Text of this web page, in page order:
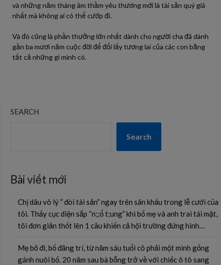
và những năm tháng âm thầm yêu thương mới là tài sản quý giá
nhất mà không ai có thể cướp đi.
Và đó cũng là phần thưởng lớn nhất dành cho người cha đã dành
gần ba mươi năm cuộc đời để đổi lấy tương lai của các con bằng
tất cả những gì mình có.
SEARCH
Search
Bài viết mới
Chị dâu vô lý ” đòi tài sản” ngay trên sân khấu trong lễ cưới của
tôi. Thấy cục diện sắp “n;;ổ t;ung” khi bố mẹ và anh trai tái mặt,
tôi đơn giản thốt lên 1 câu khiến cả hội trường đứng hình…
Mẹ bỏ đi, bố đãng trí, từ năm sáu tuổi cô phải một mình gống
gánh nuôi bố. 20 năm sau bà bỗng trở về với chiếc ô tô sang